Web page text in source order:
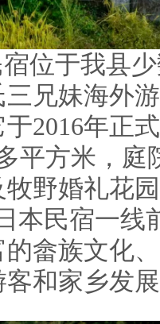
位于我县
三兄妹海外
2016年正
平方米，庭
野婚礼花
本民宿一线
畲族文化
和家乡发